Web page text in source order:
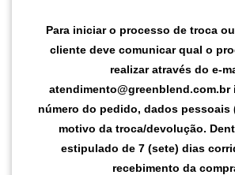
Para iniciar o processo de troca
cliente deve comunicar qual o
realizar através do e-
atendimento@greenblend.com.br
número do pedido, dados pessoais
motivo da troca/devolução.
estipulado de 7 (sete) dias
recebimento da